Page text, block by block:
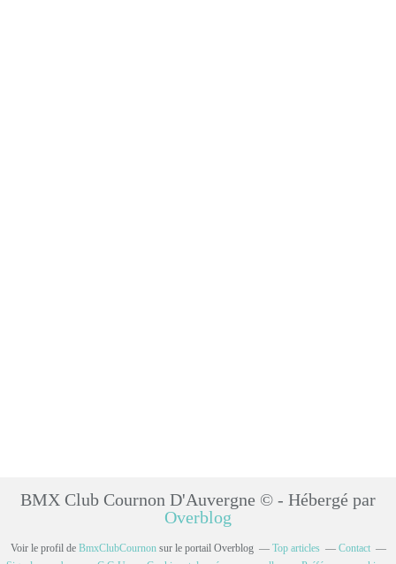
BMX Club Cournon D'Auvergne © - Hébergé par
Overblog
Voir le profil de BmxClubCournon sur le portail Overblog Top articles
Contact